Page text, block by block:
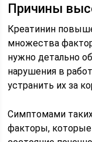
Причины
Креатинин
множества
нужно детально
нарушения в
устранить их за
Симптомами
факторы,